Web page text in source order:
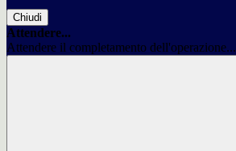
Chiudi
Attendere...
Attendere il completamento dell'operazione...